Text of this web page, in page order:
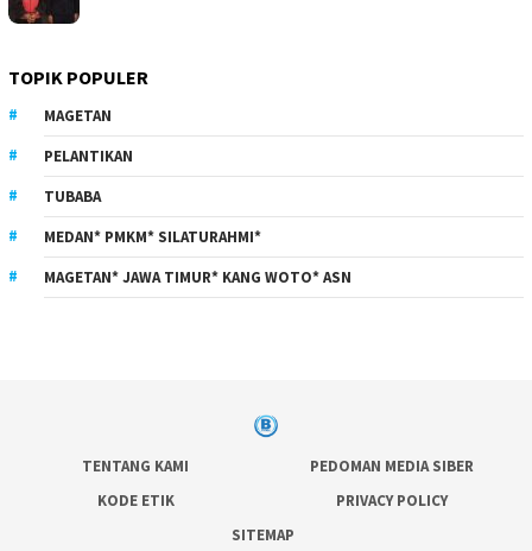
TOPIK POPULER
MAGETAN
PELANTIKAN
TUBABA
MEDAN* PMKM* SILATURAHMI*
MAGETAN* JAWA TIMUR* KANG WOTO* ASN
TENTANG KAMI
PEDOMAN MEDIA SIBER
KODE ETIK
PRIVACY POLICY
SITEMAP